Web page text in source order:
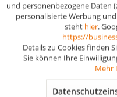
Kompaktes Wissen auf
und personenbezogene Daten
personalisierte Werbung
steht hier.
https://
Details zu Cookies finden
Sie können Ihre
Mehr